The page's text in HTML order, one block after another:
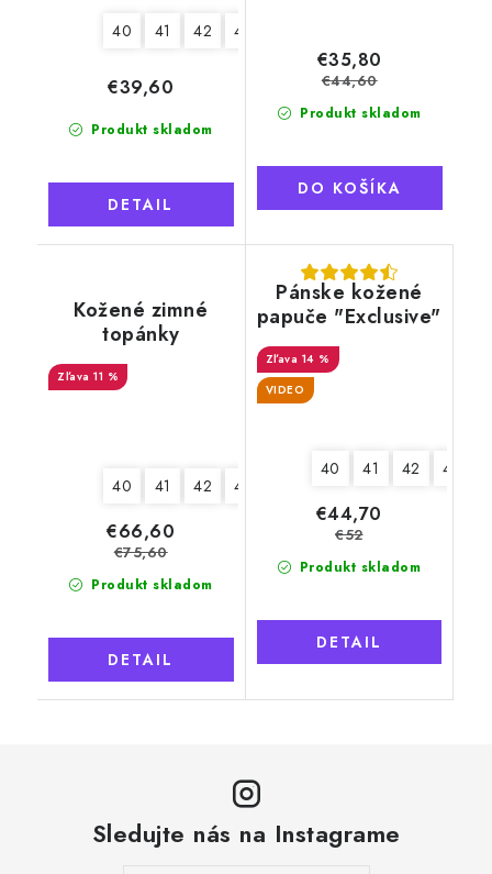
40 41 42 43
Produkt skladom
€39,60
DETAIL
Produkt skladom
€35,80
€44,60
DO KOŠÍKA
Kožené zimné
topánky
"Exclusive"
11 %
40 41 42 43
Produkt skladom
€66,60
€75,60
DETAIL
Pánske kožené
papuče "Exclusive"
14 %
VIDEO
40 41 42 43
Produkt skladom
€44,70
€52
DETAIL
Sledujte nás na Instagrame